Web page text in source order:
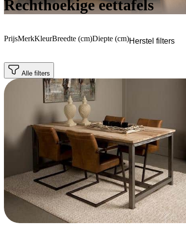
Rechthoekige eettafels
PrijsMerkKleurBreedte (cm)Diepte (cm)Herstel filters
Alle filters